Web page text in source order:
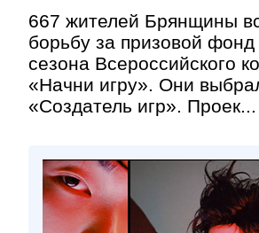
667 жителей Брянщины
борьбу за призовой фонд
сезона Всероссийского
«Начни игру». Они
«Создатель игр». Проек...